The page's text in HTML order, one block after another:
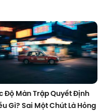
Độ Màn Trập Quyết Định
Gì? Sai Một Chút Là Hỏng